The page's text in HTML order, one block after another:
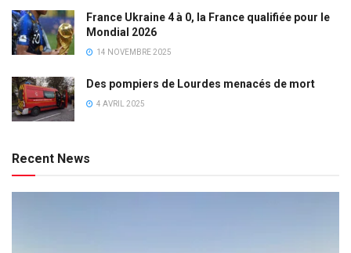
France Ukraine 4 à 0, la France qualifiée pour le
Mondial 2026
14 NOVEMBRE 2025
Des pompiers de Lourdes menacés de mort
4 AVRIL 2025
Recent News